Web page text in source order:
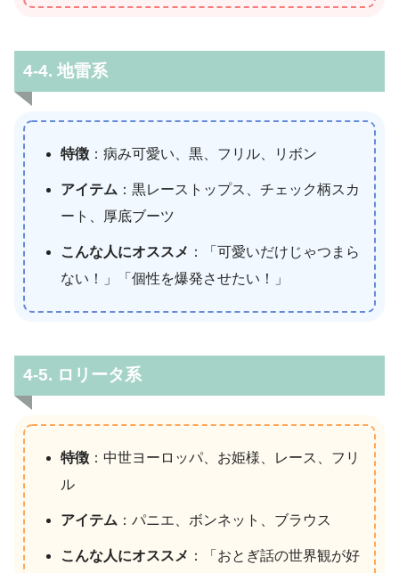
4-4. 地雷系
特徴 ：病み可愛い、黒、フリル、リボン
アイテム ：黒レーストップス、チェック柄スカ
ート、厚底ブーツ
こんな人にオススメ ：「可愛いだけじゃつまら
ない！」「個性を爆発させたい！」
4-5. ロリータ系
特徴 ：中世ヨーロッパ、お姫様、レース、フリ
ル
アイテム ：パニエ、ボンネット、ブラウス
こんな人にオススメ ：「おとぎ話の世界観が好